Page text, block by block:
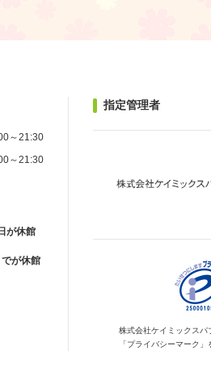
～21:30
～21:30
が休館
が休館
指定管理者
株式会社ケイミックスパ
「プライバシーマーク」